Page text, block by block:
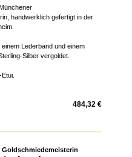
handwerklich gefertigt in der
Lederband und einem
Silber vergoldet.
484,32 €